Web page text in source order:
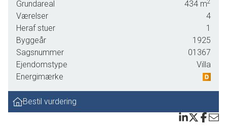
Grundareal 434 m2
Værelser
4
Heraf stuer
1
Byggeår
1925
Sagsnummer
01367
Ejendomstype
Villa
Energimærke
Bestil vurdering